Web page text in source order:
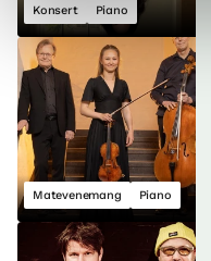
Konsert Piano
Matevenemang Piano